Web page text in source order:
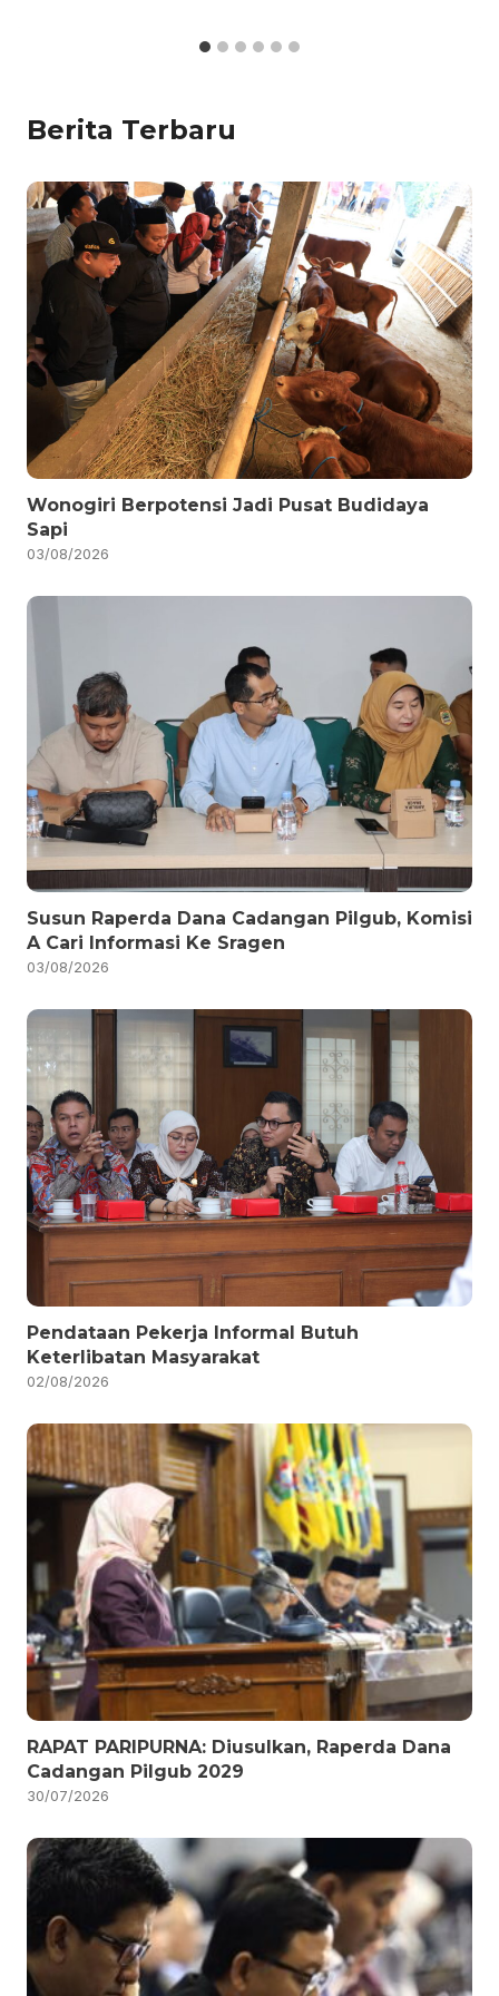
Berita Terbaru
Wonogiri Berpotensi Jadi Pusat Budidaya
Sapi
03/08/2026
Susun Raperda Dana Cadangan Pilgub, Komisi
A Cari Informasi Ke Sragen
03/08/2026
Pendataan Pekerja Informal Butuh
Keterlibatan Masyarakat
02/08/2026
RAPAT PARIPURNA: Diusulkan, Raperda Dana
Cadangan Pilgub 2029
30/07/2026